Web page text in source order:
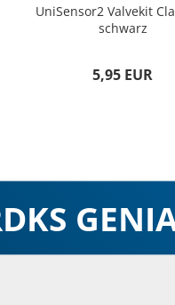
UniSensor2 Valvekit
schwarz
5,95 EUR
dieHomepagezu